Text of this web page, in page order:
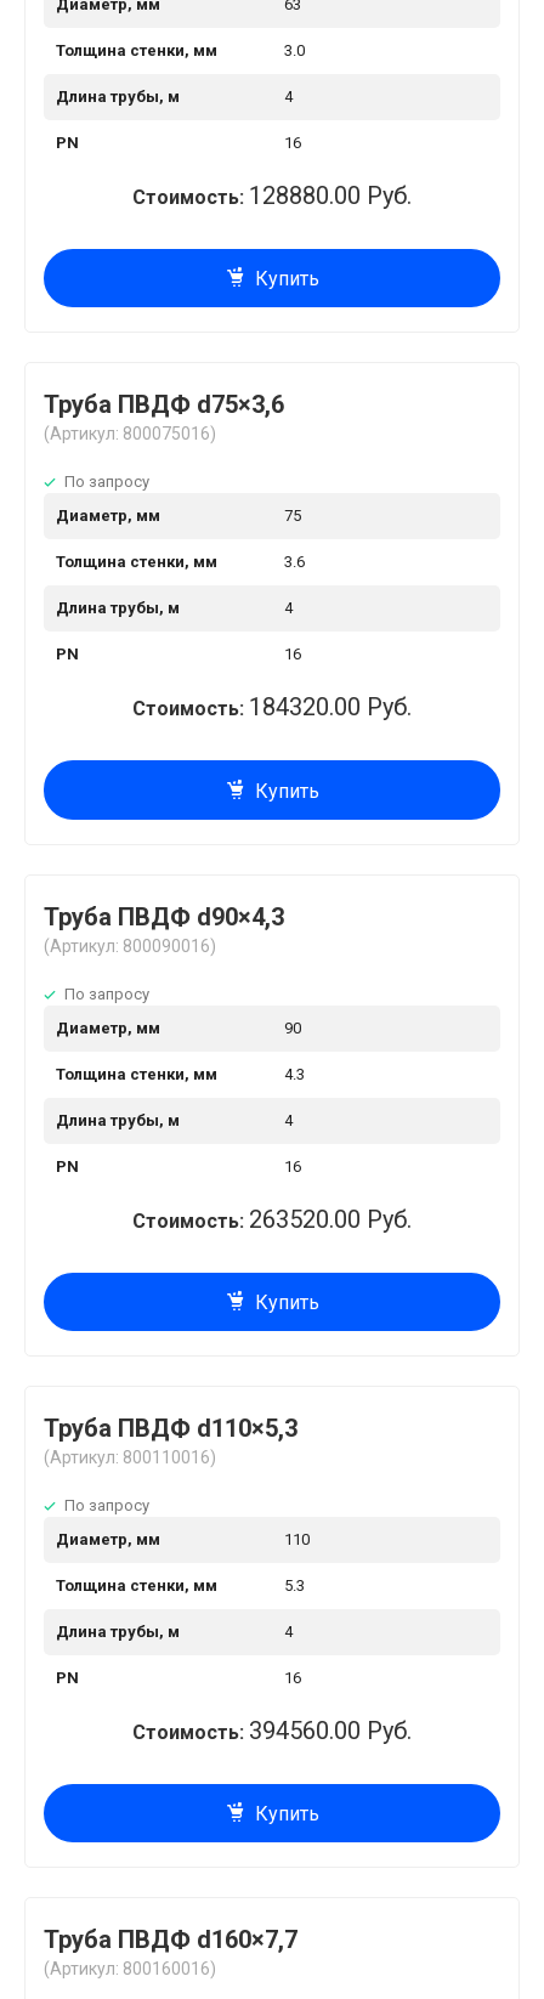
Диаметр, мм 63
Толщина стенки, мм 3.0
Длина трубы, м 4
PN 16
Стоимость: 128880.00 Руб.
Купить
Труба ПВДФ d75×3,6
(Артикул: 800075016)
По запросу
Диаметр, мм
75
Толщина стенки, мм 3.6
Длина трубы, м 4
PN 16
Стоимость: 184320.00 Руб.
Купить
Труба ПВДФ d90×4,3
(Артикул: 800090016)
По запросу
Диаметр, мм
90
Толщина стенки, мм 4.3
Длина трубы, м 4
PN 16
Стоимость: 263520.00 Руб.
Купить
Труба ПВДФ d110×5,3
(Артикул: 800110016)
По запросу
Диаметр, мм
110
Толщина стенки, мм 5.3
Длина трубы, м 4
PN 16
Стоимость: 394560.00 Руб.
Купить
Труба ПВДФ d160×7,7
(Артикул: 800160016)